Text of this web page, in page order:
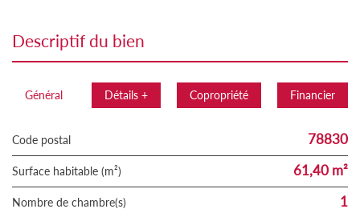
descriptif du bien
Général Détails + Copropriété Financier
Code postal 78830
Surface habitable (m²) 61,40 m²
Nombre de chambre(s) 1